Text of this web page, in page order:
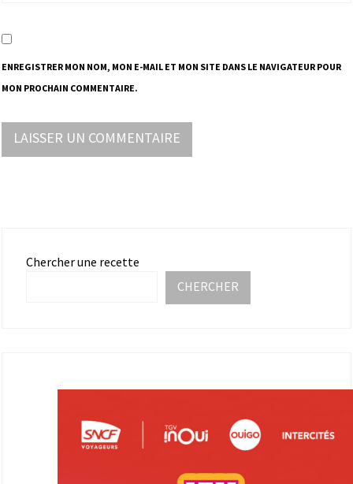
ENREGISTRER MON NOM, MON E-MAIL ET MON SITE DANS LE NAVIGATEUR POUR
MON PROCHAIN COMMENTAIRE.
Chercher une recette
CHERCHER